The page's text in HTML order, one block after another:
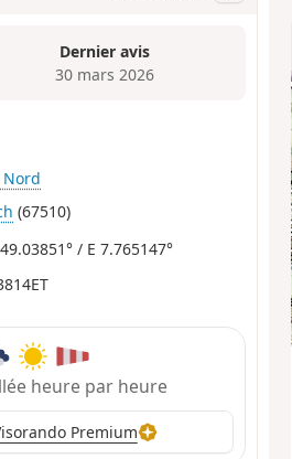
Dernier avis
30 mars 2026
Nord
(67510)
/ E 7.765147°
heure par heure
Premium